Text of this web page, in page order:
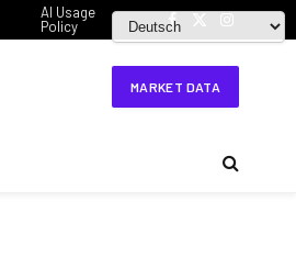
AI Usage
Policy
Facebook
X
Instagram
MARKET DATA